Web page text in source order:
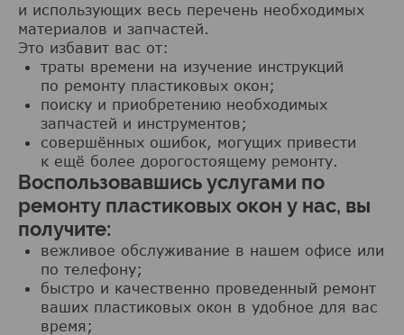
и использующих весь перечень необходимых
материалов и запчастей.
Это избавит вас от:
траты времени на изучение инструкций
по ремонту пластиковых окон;
поиску и приобретению необходимых
запчастей и инструментов;
совершённых ошибок, могущих привести
к ещё более дорогостоящему ремонту.
Воспользовавшись услугами по
ремонту пластиковых окон у нас, вы
получите:
вежливое обслуживание в нашем офисе или
по телефону;
быстро и качественно проведенный ремонт
ваших пластиковых окон в удобное для вас
время;